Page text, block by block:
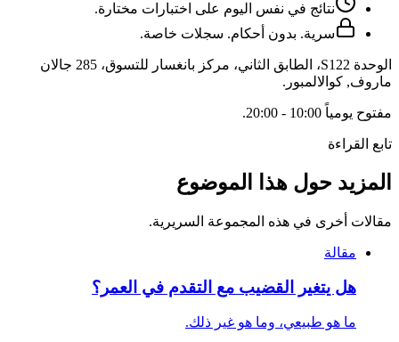
نتائج في نفس اليوم على اختبارات مختارة.
سرية. بدون أحكام. سجلات خاصة.
الوحدة S122، الطابق الثاني، مركز بانغسار للتسوق، 285 جالان
ماروف, كوالالمبور .
مفتوح يومياً 10:00 - 20:00 .
تابع القراءة
المزيد حول هذا الموضوع
مقالات أخرى في هذه المجموعة السريرية.
مقالة
هل يتغير القضيب مع التقدم في العمر؟
ما هو طبيعي، وما هو غير ذلك.